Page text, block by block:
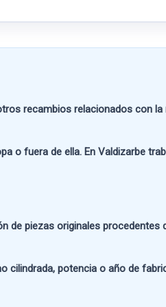
recambios relacionados con la
o fuera de ella. En Valdizarbe
de piezas originales
cilindrada, potencia o año de